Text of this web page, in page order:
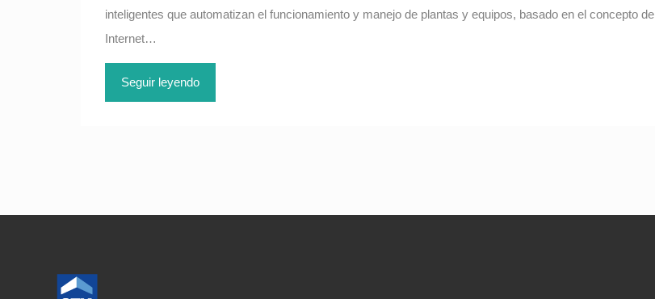
inteligentes que automatizan el funcionamiento y manejo de plantas y equipos, basado en el concepto de
Internet…
Seguir leyendo